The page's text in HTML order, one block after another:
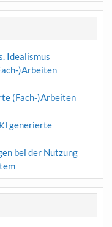
Idealismus
)Arbeiten
(Fach-)Arbeiten
KI generierte
bei der Nutzung